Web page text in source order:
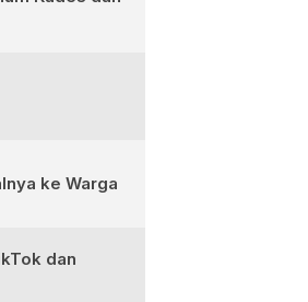
ke Warga
dan